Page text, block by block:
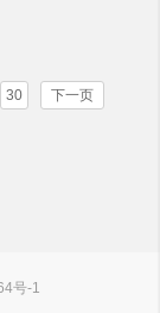
30 下一页
号-1